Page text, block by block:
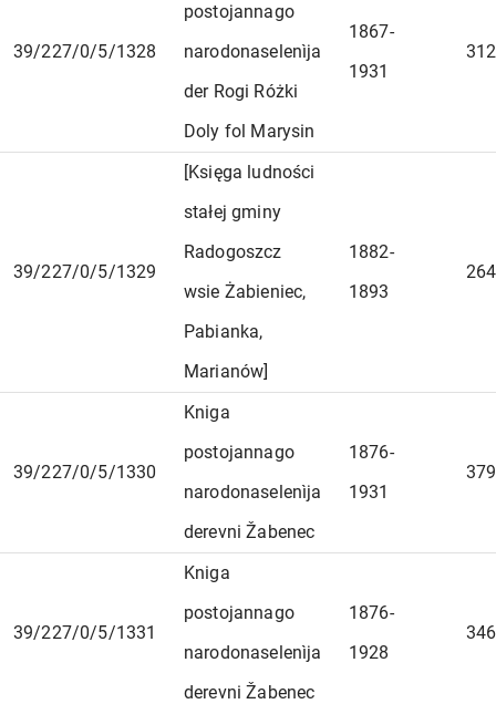
39/227/0/5/1328
postojannago
narodonaselenìja
der Rogi Różki
Doly fol Marysin
1867-
1931
312
39/227/0/5/1329
[Księga ludności
stałej gminy
Radogoszcz
wsie Żabieniec,
Pabianka,
Marianów]
1882-
1893
264
39/227/0/5/1330
Kniga
postojannago
narodonaselenìja
derevni Žabenec
1876-
1931
379
39/227/0/5/1331
Kniga
postojannago
narodonaselenìja
derevni Žabenec
1876-
1928
346